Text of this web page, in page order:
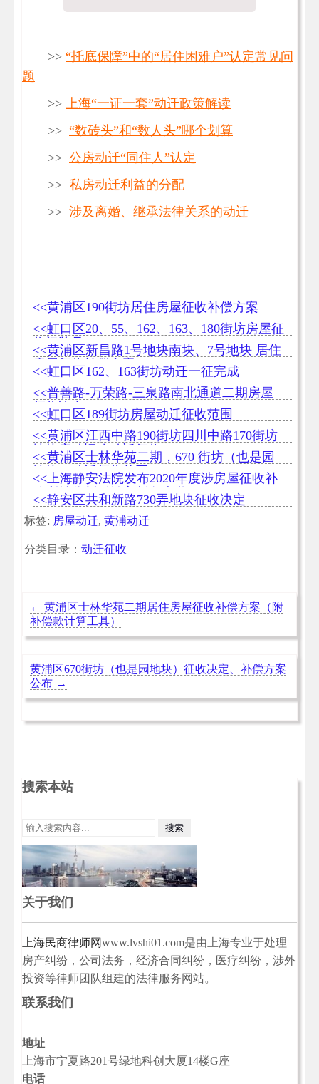
>> “托底保障”中的“居住困难户”认定常见问
题
>> 上海“一证一套”动迁政策解读
>> “数砖头”和“数人头”哪个划算
>> 公房动迁“同住人”认定
>> 私房动迁利益的分配
>> 涉及离婚、继承法律关系的动迁
<<黄浦区190街坊居住房屋征收补偿方案
<<虹口区20、55、162、163、180街坊房屋征
收门牌号
<<黄浦区新昌路1号地块南块、7号地块 居住
房屋征收补偿方案
<<虹口区162、163街坊动迁一征完成
<<普善路-万荣路-三泉路南北通道二期房屋
征收决定
<<虹口区189街坊房屋动迁征收范围
<<黄浦区江西中路190街坊四川中路170街坊
地块启动旧改动迁征收
<<黄浦区士林华苑二期，670 街坊（也是园
地块）动迁征收范围
<<上海静安法院发布2020年度涉房屋征收补
偿利益分割纠纷审判白皮书
<<静安区共和新路730弄地块征收决定
|标签: 房屋动迁, 黄浦动迁
|分类目录： 动迁征收
← 黄浦区士林华苑二期居住房屋征收补偿方案（附
补偿款计算工具）
黄浦区670街坊（也是园地块）征收决定、补偿方案
公布 →
搜索本站
关于我们
上海民商律师网www.lvshi01.com是由上海专业于处理
房产纠纷，公司法务，经济合同纠纷，医疗纠纷，涉外
投资等律师团队组建的法律服务网站。
联系我们
地址
上海市宁夏路201号绿地科创大厦14楼G座
电话